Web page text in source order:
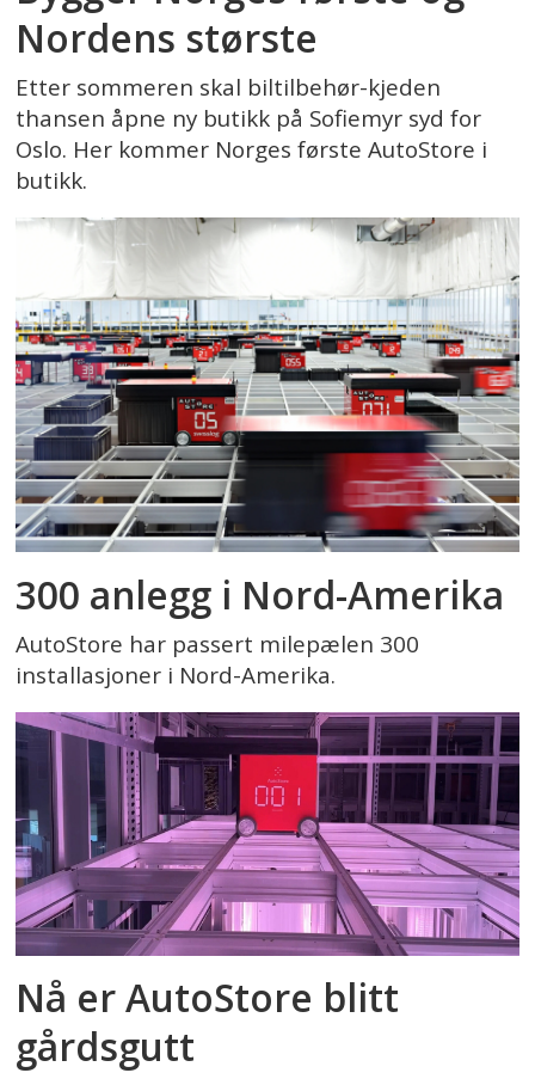
Nordens største
Etter sommeren skal biltilbehør-kjeden
thansen åpne ny butikk på Sofiemyr syd for
Oslo. Her kommer Norges første AutoStore i
butikk.
300 anlegg i Nord-Amerika
AutoStore har passert milepælen 300
installasjoner i Nord-Amerika.
Nå er AutoStore blitt
gårdsgutt